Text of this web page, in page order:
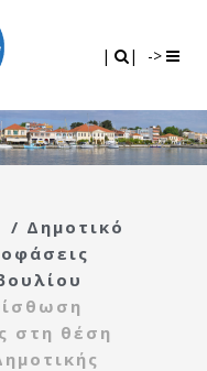
| | ->
/ Δημοτικό
στη θέση